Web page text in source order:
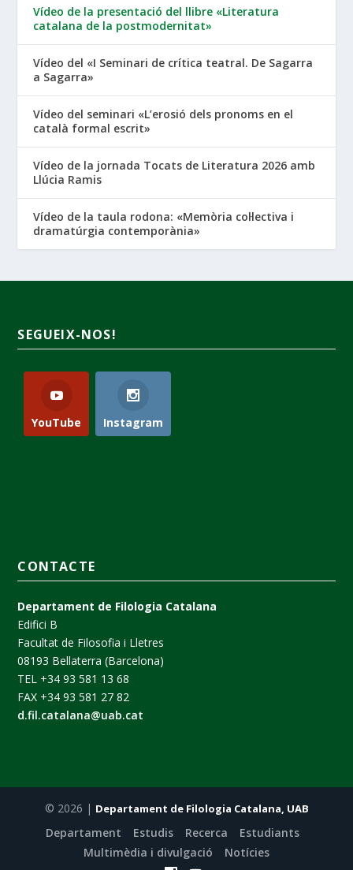
Vídeo de la presentació del llibre «Literatura
catalana de la postmodernitat»
Vídeo del «I Seminari de crítica teatral. De Sagarra
a Sagarra»
Vídeo del seminari «L’erosió dels pronoms en el
català formal escrit»
Vídeo de la jornada Tocats de Literatura 2026 amb
Llúcia Ramis
Vídeo de la taula rodona: «Memòria col·lectiva i
dramatúrgia contemporània»
SEGUEIX-NOS!
YouTube Instagram
CONTACTE
Departament de Filologia Catalana
Edifici B
Facultat de Filosofia i Lletres
08193 Bellaterra (Barcelona)
TEL +34 93 581 13 68
FAX +34 93 581 27 82
d.fil.catalana@uab.cat
© 2026 | Departament de Filologia Catalana, UAB
Departament Estudis Recerca
Estudiants
Multimèdia i divulgació
Notícies